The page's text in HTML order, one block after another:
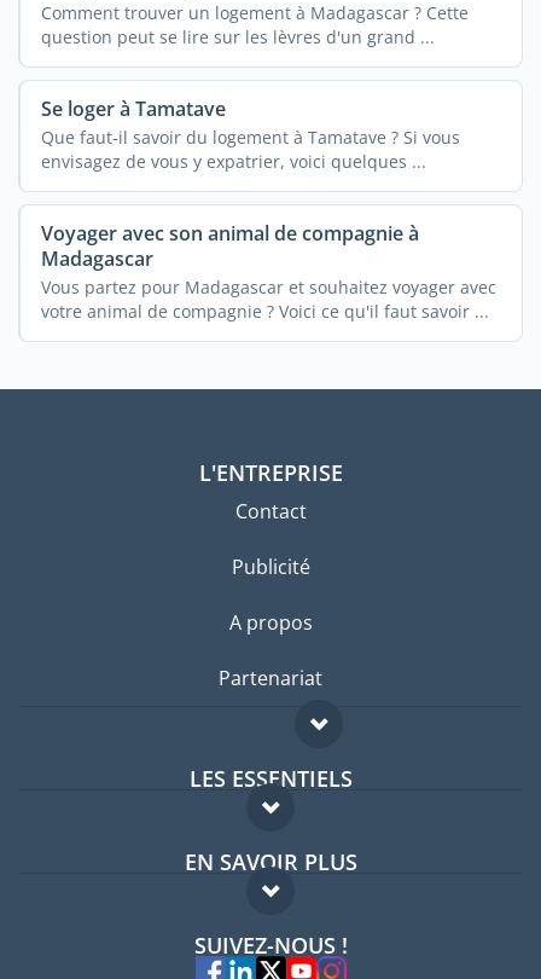
Comment trouver un logement à Madagascar ? Cette
question peut se lire sur les lèvres d'un grand ...
Se loger à Tamatave
Que faut-il savoir du logement à Tamatave ? Si vous
envisagez de vous y expatrier, voici quelques ...
Voyager avec son animal de compagnie à
Madagascar
Vous partez pour Madagascar et souhaitez voyager avec
votre animal de compagnie ? Voici ce qu'il faut savoir ...
L'ENTREPRISE
Contact
Publicité
A propos
Partenariat
LES ESSENTIELS
Forum expatriés
Guides pays
EN SAVOIR PLUS
FAQ
Experts
SUIVEZ-NOUS !